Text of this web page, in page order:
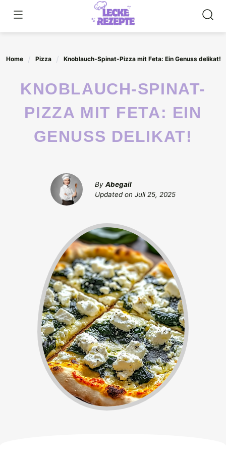
content
Home Pizza Knoblauch-Spinat-Pizza mit Feta: Ein Genuss delikat!
KNOBLAUCH-SPINAT-
PIZZA MIT FETA: EIN
GENUSS DELIKAT!
By Abegail
Updated on Juli 25, 2025